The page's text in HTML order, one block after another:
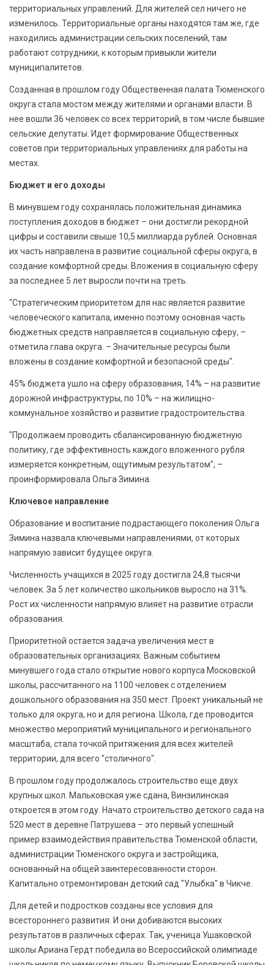
территориальных управлений. Для жителей сел ничего не
изменилось. Территориальные органы находятся там же, где
находились администрации сельских поселений, там
работают сотрудники, к которым привыкли жители
муниципалитетов.
Созданная в прошлом году Общественная палата Тюменского
округа стала мостом между жителями и органами власти. В
нее вошли 36 человек со всех территорий, в том числе бывшие
сельские депутаты. Идет формирование Общественных
советов при территориальных управлениях для работы на
местах.
Бюджет и его доходы
В минувшем году сохранялась положительная динамика
поступления доходов в бюджет – они достигли рекордной
цифры и составили свыше 10,5 миллиарда рублей. Основная
их часть направлена в развитие социальной сферы округа, в
создание комфортной среды. Вложения в социальную сферу
за последнее 5 лет выросли почти на треть.
"Стратегическим приоритетом для нас является развитие
человеческого капитала, именно поэтому основная часть
бюджетных средств направляется в социальную сферу, –
отметила глава округа. – Значительные ресурсы были
вложены в создание комфортной и безопасной среды".
45% бюджета ушло на сферу образования, 14% – на развитие
дорожной инфраструктуры, по 10% – на жилищно-
коммунальное хозяйство и развитие градостроительства.
"Продолжаем проводить сбалансированную бюджетную
политику, где эффективность каждого вложенного рубля
измеряется конкретным, ощутимым результатом", –
проинформировала Ольга Зимина.
Ключевое направление
Образование и воспитание подрастающего поколения Ольга
Зимина назвала ключевыми направлениями, от которых
напрямую зависит будущее округа.
Численность учащихся в 2025 году достигла 24,8 тысячи
человек. За 5 лет количество школьников выросло на 31%.
Рост их численности напрямую влияет на развитие отрасли
образования.
Приоритетной остается задача увеличения мест в
образовательных организациях. Важным событием
минувшего года стало открытие нового корпуса Московской
школы, рассчитанного на 1100 человек с отделением
дошкольного образования на 350 мест. Проект уникальный не
только для округа, но и для региона. Школа, где проводится
множество мероприятий муниципального и регионального
масштаба, стала точкой притяжения для всех жителей
территории, для всего "столичного".
В прошлом году продолжалось строительство еще двух
крупных школ. Мальковская уже сдана, Винзилинская
откроется в этом году. Начато строительство детского сада на
520 мест в деревне Патрушева – это первый успешный
пример взаимодействия правительства Тюменской области,
администрации Тюменского округа и застройщика,
основанный на общей заинтересованности сторон.
Капитально отремонтирован детский сад "Улыбка" в Чикче.
Для детей и подростков созданы все условия для
всестороннего развития. И они добиваются высоких
результатов в различных сферах. Так, ученица Ушаковской
школы Ариана Гердт победила во Всероссийской олимпиаде